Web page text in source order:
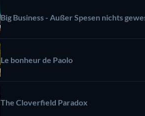
Big Business - Außer Spesen nichts
Le bonheur de Paolo
The Cloverfield Paradox